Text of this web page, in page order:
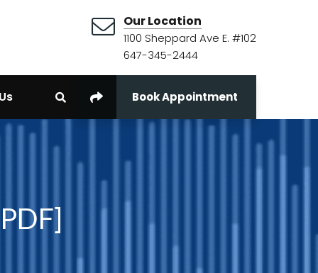
Our Location
1100 Sheppard Ave E. #102
647-345-2444
Book Appointment